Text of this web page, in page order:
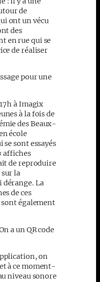
de
ont un vécu
des
en rue qui se
de réaliser
pour une
à Imagix
à la fois de
des Beaux-
école
se sont essayés
affiches
de reproduire
sur la
La
de ces
sont également
a un QR code
on
à ce moment-
niveau sonore